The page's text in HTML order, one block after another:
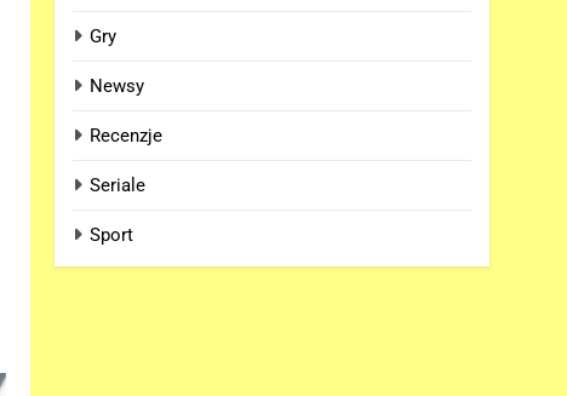
Gry
Newsy
Recenzje
Seriale
Sport